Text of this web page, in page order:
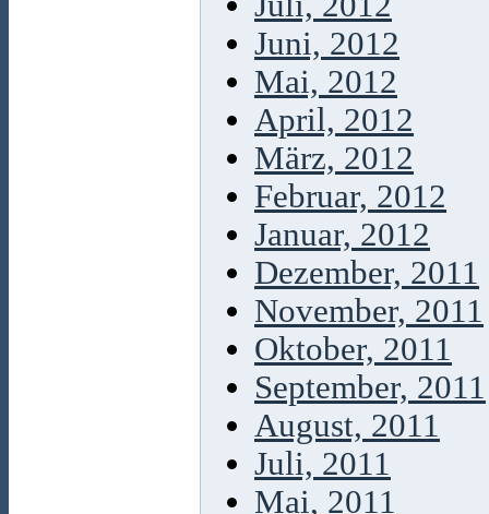
Juni, 2012
Mai, 2012
April, 2012
März, 2012
Februar, 2012
Januar, 2012
Dezember, 2011
November, 2011
Oktober, 2011
September, 2011
August, 2011
Juli, 2011
Mai, 2011